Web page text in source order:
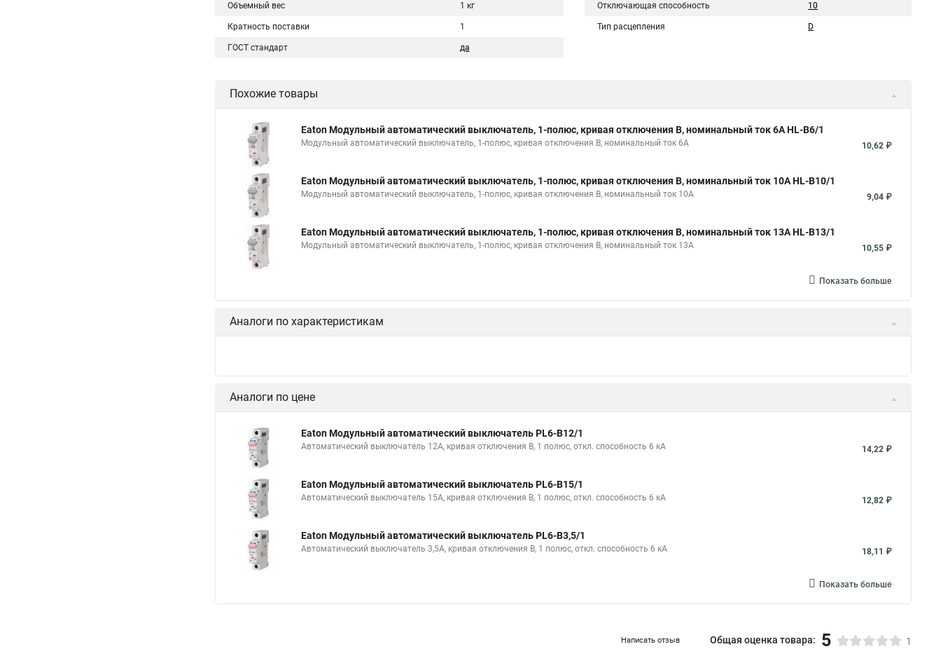
Объемный вес 1 кг
Кратность поставки 1
ГОСТ стандарт да
Отключающая способность 10
Тип расцепления D
Похожие товары
Eaton Модульный автоматический выключатель, 1-полюс, кривая отключения B, номинальный ток 6А HL-B6/1
Модульный автоматический выключатель, 1-полюс, кривая отключения B, номинальный ток 6А 10,62 ₽
Eaton Модульный автоматический выключатель, 1-полюс, кривая отключения B, номинальный ток 10А HL-B10/1
Модульный автоматический выключатель, 1-полюс, кривая отключения B, номинальный ток 10А 9,04 ₽
Eaton Модульный автоматический выключатель, 1-полюс, кривая отключения B, номинальный ток 13А HL-B13/1
Модульный автоматический выключатель, 1-полюс, кривая отключения B, номинальный ток 13А 10,55 ₽
Показать больше
Аналоги по характеристикам
Аналоги по цене
Eaton Модульный автоматический выключатель PL6-B12/1
Автоматический выключатель 12А, кривая отключения B, 1 полюс, откл. способность 6 кА 14,22 ₽
Eaton Модульный автоматический выключатель PL6-B15/1
Автоматический выключатель 15А, кривая отключения B, 1 полюс, откл. способность 6 кА 12,82 ₽
Eaton Модульный автоматический выключатель PL6-B3,5/1
Автоматический выключатель 3,5А, кривая отключения B, 1 полюс, откл. способность 6 кА 18,11 ₽
Показать больше
Написать отзыв Общая оценка товара: 5 1